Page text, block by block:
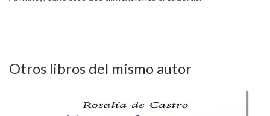
Otros libros del mismo autor